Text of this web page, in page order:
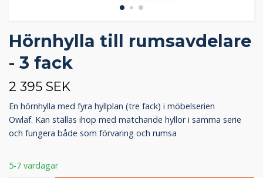
Hörnhylla till rumsavdelare
- 3 fack
2 395 SEK
En hörnhylla med fyra hyllplan (tre fack) i möbelserien
Owlaf. Kan ställas ihop med matchande hyllor i samma serie
och fungera både som förvaring och rumsa
5-7 vardagar